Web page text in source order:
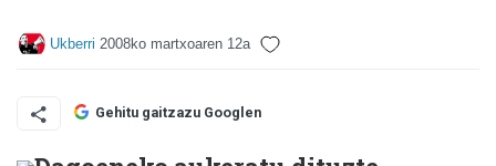
Ukberri 2008ko martxoaren 12a
Gehitu gaitzazu Googlen